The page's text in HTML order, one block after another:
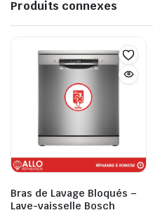
Produits connexes
Bras de Lavage Bloqués –
Lave-vaisselle Bosch